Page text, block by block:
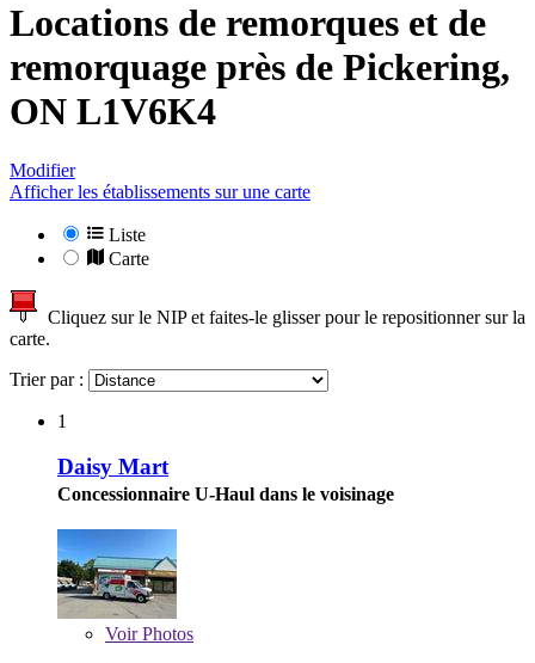
Locations de remorques et de
remorquage près de Pickering,
ON L1V6K4
Modifier
Afficher les établissements sur une carte
Liste
Carte
Cliquez sur le NIP et faites-le glisser pour le repositionner sur la
carte.
Trier par :
1
Daisy Mart
Concessionnaire U-Haul dans le voisinage
VoirPhotos